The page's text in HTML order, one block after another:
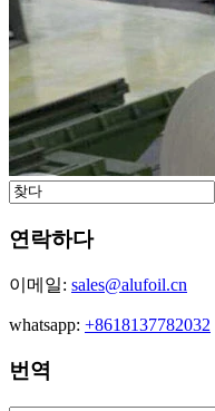
연락하다
이메일: sales@alufoil.cn
whatsapp: +8618137782032
번역